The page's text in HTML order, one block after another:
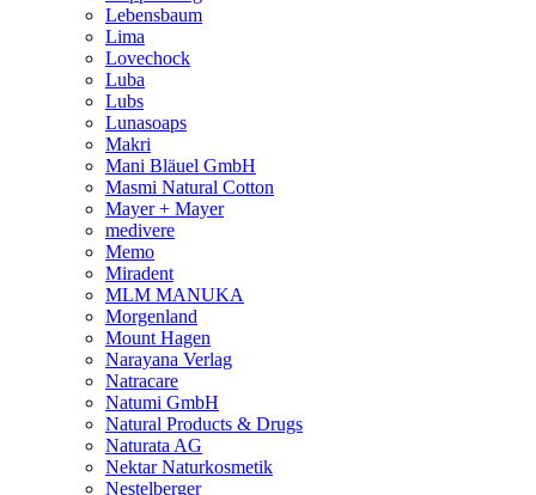
Lebensbaum
Lima
Lovechock
Luba
Lubs
Lunasoaps
Makri
Mani Bläuel GmbH
Masmi Natural Cotton
Mayer + Mayer
medivere
Memo
Miradent
MLM MANUKA
Morgenland
Mount Hagen
Narayana Verlag
Natracare
Natumi GmbH
Natural Products & Drugs
Naturata AG
Nektar Naturkosmetik
Nestelberger